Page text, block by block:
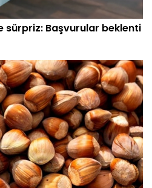
sürpriz: Başvurular beklenti